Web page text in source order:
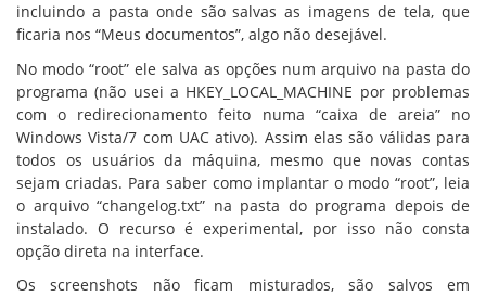
incluindo a pasta onde são salvas as imagens de tela, que
ficaria nos “Meus documentos”, algo não desejável.
No modo “root” ele salva as opções num arquivo na pasta do
programa (não usei a HKEY_LOCAL_MACHINE por problemas
com o redirecionamento feito numa “caixa de areia” no
Windows Vista/7 com UAC ativo). Assim elas são válidas para
todos os usuários da máquina, mesmo que novas contas
sejam criadas. Para saber como implantar o modo “root”, leia
o arquivo “changelog.txt” na pasta do programa depois de
instalado. O recurso é experimental, por isso não consta
opção direta na interface.
Os screenshots não ficam misturados, são salvos em